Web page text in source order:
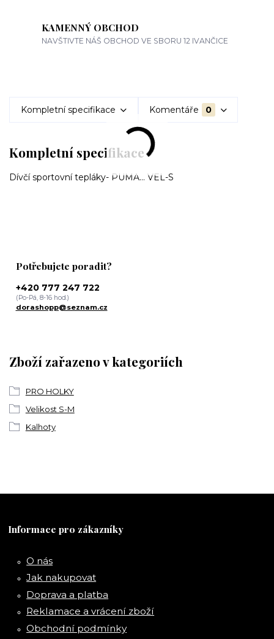
KAMENNÝ OBCHOD
NAVŠTIVTE NÁŠ OBCHOD VE SBORU 12 IVANČICE
Kompletní specifikace Komentáře 0
Kompletní specifikace
Dívčí sportovní tepláky- PUMA... VEL-S
Zboží zařazeno v kategoriích
PRO HOLKY
Velikost S-M
Kalhoty
Potřebujete poradit?
+420 777 247 722
(Po-Pá, 8-16 hod.)
dorashopp@seznam.cz
Informace pro zákazníky
O nás
Jak nakupovat
Doprava a platba
Reklamace a vrácení zboží
Obchodní podmínky